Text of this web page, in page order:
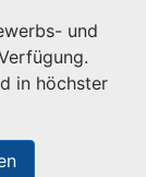
und
in höchster